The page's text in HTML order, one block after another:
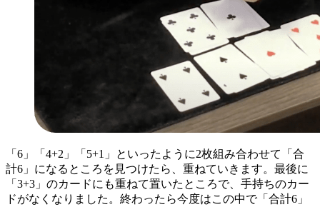
「6」「4+2」「5+1」といったように2枚組み合わせて「合
計6」になるところを見つけたら、重ねていきます。最後に
「3+3」のカードにも重ねて置いたところで、手持ちのカー
ドがなくなりました。終わったら今度はこの中で「合計6」